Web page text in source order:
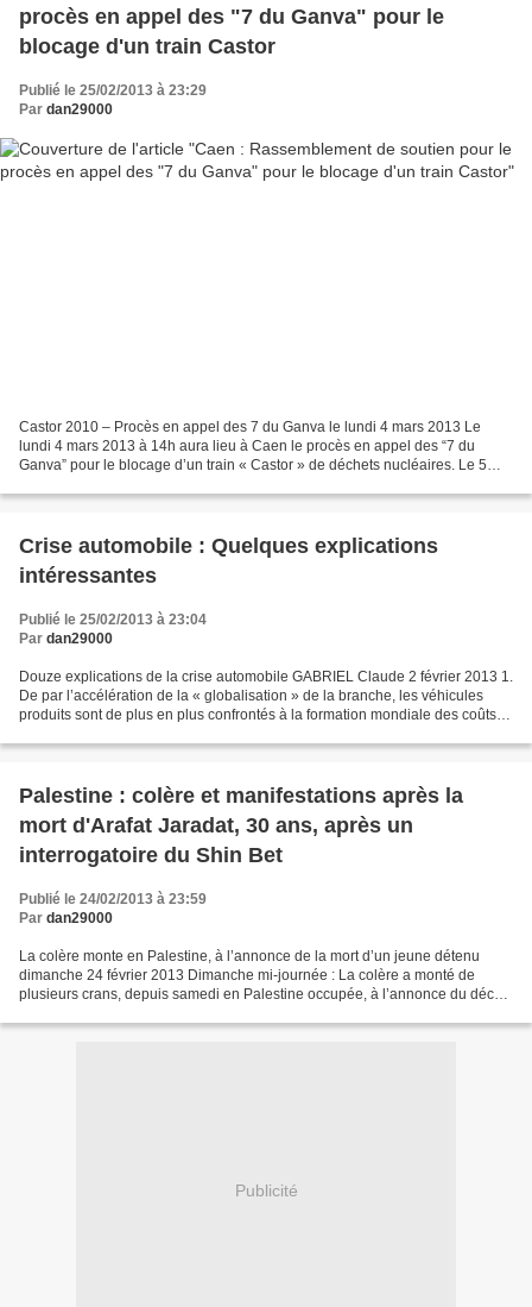
procès en appel des "7 du Ganva" pour le
blocage d'un train Castor
Publié le 25/02/2013 à 23:29
Par dan29000
Castor 2010 – Procès en appel des 7 du Ganva le lundi 4 mars 2013 Le
lundi 4 mars 2013 à 14h aura lieu à Caen le procès en appel des “7 du
Ganva” pour le blocage d’un train « Castor » de déchets nucléaires. Le 5
Crise automobile : Quelques explications
intéressantes
Publié le 25/02/2013 à 23:04
Par dan29000
Douze explications de la crise automobile GABRIEL Claude 2 février 2013 1.
De par l’accélération de la « globalisation » de la branche, les véhicules
produits sont de plus en plus confrontés à la formation mondiale des coûts
Palestine : colère et manifestations après la
mort d'Arafat Jaradat, 30 ans, après un
interrogatoire du Shin Bet
Publié le 24/02/2013 à 23:59
Par dan29000
La colère monte en Palestine, à l’annonce de la mort d’un jeune détenu
dimanche 24 février 2013 Dimanche mi-journée : La colère a monté de
plusieurs crans, depuis samedi en Palestine occupée, à l’annonce du décès
Publicité